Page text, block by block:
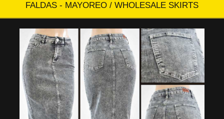
FALDAS - MAYOREO / WHOLESALE SKIRTS